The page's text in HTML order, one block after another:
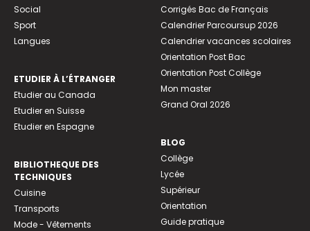
Social
Sport
Langues
ETUDIER À L’ÉTRANGER
Etudier au Canada
Etudier en Suisse
Etudier en Espagne
BIBLIOTHEQUE DES
TECHNIQUES
Cuisine
Transports
Mode - Vêtements
Corrigés Bac de Français
Calendrier Parcoursup 2026
Calendrier vacances scolaires
Orientation Post Bac
Orientation Post Collège
Mon master
Grand Oral 2026
BLOG
Collège
Lycée
Supérieur
Orientation
Guide pratique